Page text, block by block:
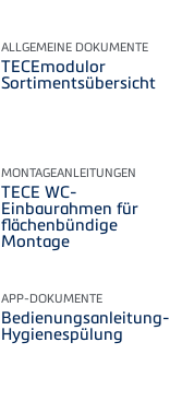
ALLGEMEINE DOKUMENTE
TECEmodulor
Sortimentsübersicht
MONTAGEANLEITUNGEN
TECE WC-
Einbaurahmen für
flächenbündige
Montage
APP-DOKUMENTE
Bedienungsanleitung-
Hygienespülung